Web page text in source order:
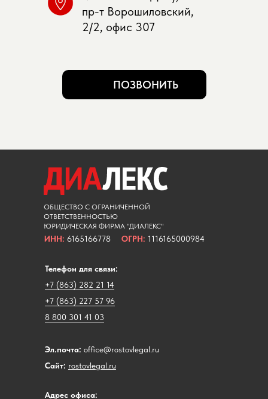
пр-т Ворошиловский,
2/2, офис 307
ПОЗВОНИТЬ
Телефон для связи:
+7 (863) 282 21 14
+7 (863) 227 57 96
8 800 301 41 03
Эл.почта: office@rostovlegal.ru
Сайт: rostovlegal.ru
ОГРН: 1116165000984
ОБЩЕСТВО С ОГРАНИЧЕННОЙ
ОТВЕТСТВЕННОСТЬЮ
ЮРИДИЧЕСКАЯ ФИРМА "ДИАЛЕКС"
ИНН: 6165166778
Адрес офиса: